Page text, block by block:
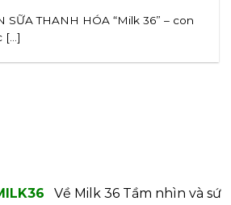
SỮA THANH HÓA “Milk 36” – con
[...]
Về Milk 36 Tầm nhìn và sứ